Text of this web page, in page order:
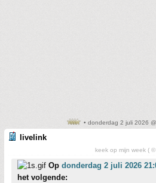
• donderdag 2 juli 2026
livelink
keek op mijn week ( ©
Op donderdag 2 juli 2026
het volgende: